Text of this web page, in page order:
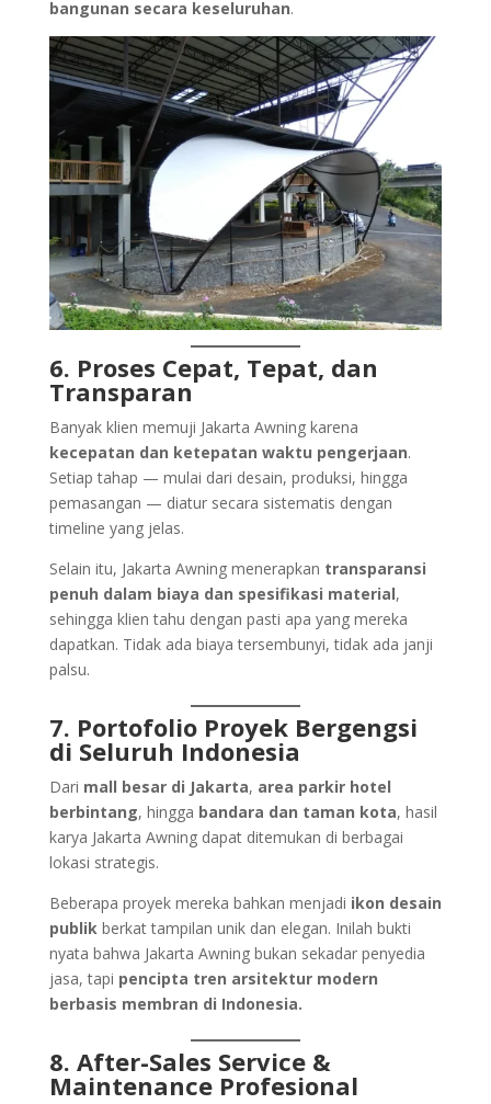
bangunan secara keseluruhan.
6. Proses Cepat, Tepat, dan
Transparan
Banyak klien memuji Jakarta Awning karena
kecepatan dan ketepatan waktu pengerjaan.
Setiap tahap — mulai dari desain, produksi, hingga
pemasangan — diatur secara sistematis dengan
timeline yang jelas.
Selain itu, Jakarta Awning menerapkan transparansi
penuh dalam biaya dan spesifikasi material,
sehingga klien tahu dengan pasti apa yang mereka
dapatkan. Tidak ada biaya tersembunyi, tidak ada janji
palsu.
7. Portofolio Proyek Bergengsi
di Seluruh Indonesia
Dari mall besar di Jakarta, area parkir hotel
berbintang, hingga bandara dan taman kota, hasil
karya Jakarta Awning dapat ditemukan di berbagai
lokasi strategis.
Beberapa proyek mereka bahkan menjadi ikon desain
publikberkat tampilan unik dan elegan. Inilah bukti
nyata bahwa Jakarta Awning bukan sekadar penyedia
jasa, tapi pencipta tren arsitektur modern
berbasis membran di Indonesia.
8. After-Sales Service &
Maintenance Profesional